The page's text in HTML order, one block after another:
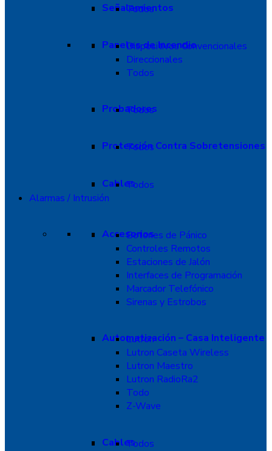
Señalamientos
Todos
Paneles de Incendio
Dispositivos Convencionales
Direccionales
Todos
Probadores
Todos
Protección Contra Sobretensiones
Todos
CablesTodos
Alarmas / Intrusión
Accesorios
Botones de Pánico
Controles Remotos
Estaciones de Jalón
Interfaces de Programación
Marcador Telefónico
Sirenas y Estrobos
Automatización – Casa Inteligente
Lutron
Lutron Caseta Wireless
Lutron Maestro
Lutron RadioRa2
Todo
Z-Wave
CablesTodos